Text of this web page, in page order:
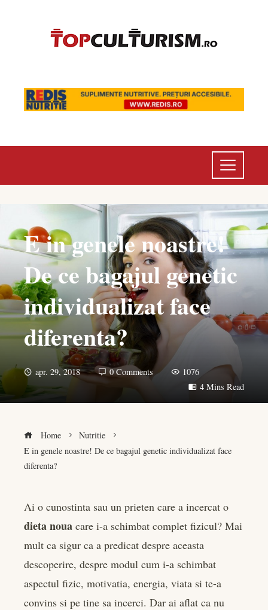
E in genele noastre!
De ce bagajul genetic
individualizat face
diferenta?
apr. 29, 2018 0 Comments
1076
4 Mins Read
Home
Nutritie
E in genele noastre! De ce bagajul genetic individualizat face
diferenta?
Ai o cunostinta sau un prieten care a incercat o
dieta noua care i-a schimbat complet fizicul? Mai
mult ca sigur ca a predicat despre aceasta
descoperire, despre modul cum i-a schimbat
aspectul fizic, motivatia, energia, viata si te-a
convins si pe tine sa incerci. Dar ai aflat ca nu